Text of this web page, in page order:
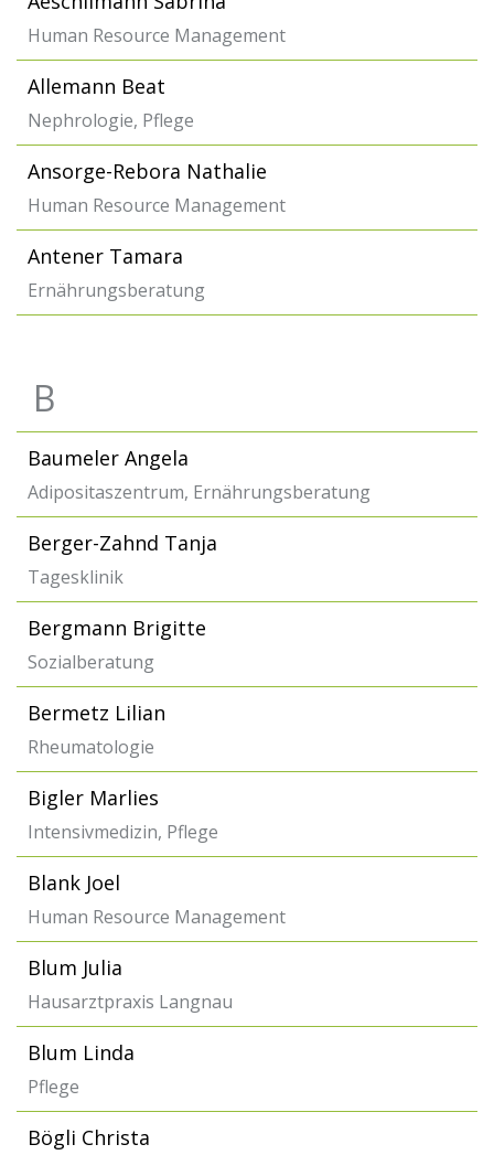
Human Resource Management
Allemann Beat
Nephrologie, Pflege
Ansorge-Rebora Nathalie
Human Resource Management
Antener Tamara
Ernährungsberatung
B
Baumeler Angela
Adipositaszentrum, Ernährungsberatung
Berger-Zahnd Tanja
Tagesklinik
Bergmann Brigitte
Sozialberatung
Bermetz Lilian
Rheumatologie
Bigler Marlies
Intensivmedizin, Pflege
Blank Joel
Human Resource Management
Blum Julia
Hausarztpraxis Langnau
Blum Linda
Pflege
Bögli Christa